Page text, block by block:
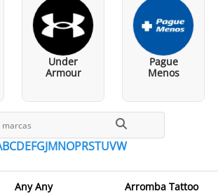
Under
Armour
Pague
Menos
BCDEFGJMNOPRSTUVW
Any Any Arromba Tattoo